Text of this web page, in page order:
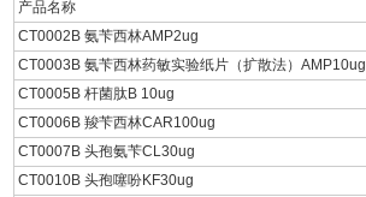
产品名称
CT0002B 氨苄西林AMP2ug
CT0003B 氨苄西林药敏实验纸片（扩散法）AMP10ug
CT0005B 杆菌肽B 10ug
CT0006B 羧苄西林CAR100ug
CT0007B 头孢氨苄CL30ug
CT0010B 头孢噻吩KF30ug